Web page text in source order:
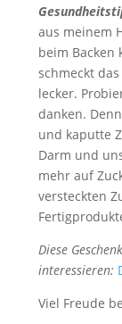
aus meinem
beim Backen
schmeckt
lecker.
danken.
und kaputte
Darm und
mehr auf
versteckten
Diese
interessieren:
Viel Freude